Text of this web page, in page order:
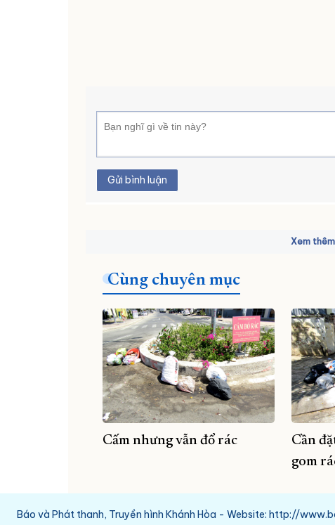
Gửi bình luận
Xem
Cùng chuyên mục
Cấm nhưng vẫn đổ rác
Cần
gom
Báo và Phát thanh, Truyền hình Khánh Hòa - Website: http://